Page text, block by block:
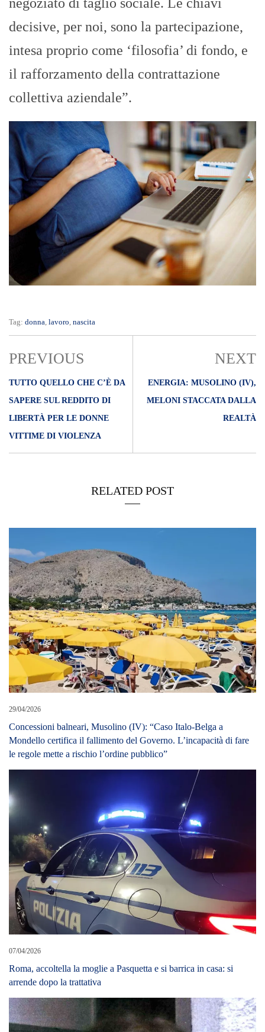
decisive, per noi, sono la partecipazione,
intesa proprio come ‘filosofia’ di fondo, e
il rafforzamento della contrattazione
collettiva aziendale”.
Tag: donna, lavoro, nascita
PREVIOUS
TUTTO QUELLO CHE C’È DA
SAPERE SUL REDDITO DI
LIBERTÀ PER LE DONNE
VITTIME DI VIOLENZA
NEXT
ENERGIA: MUSOLINO (IV),
MELONI STACCATA DALLA
REALTÀ
RELATED POST
29/04/2026
Concessioni balneari, Musolino (IV): “Caso Italo-Belga a
Mondello certifica il fallimento del Governo. L’incapacità di fare
le regole mette a rischio l’ordine pubblico”
07/04/2026
Roma, accoltella la moglie a Pasquetta e si barrica in casa: si
arrende dopo la trattativa